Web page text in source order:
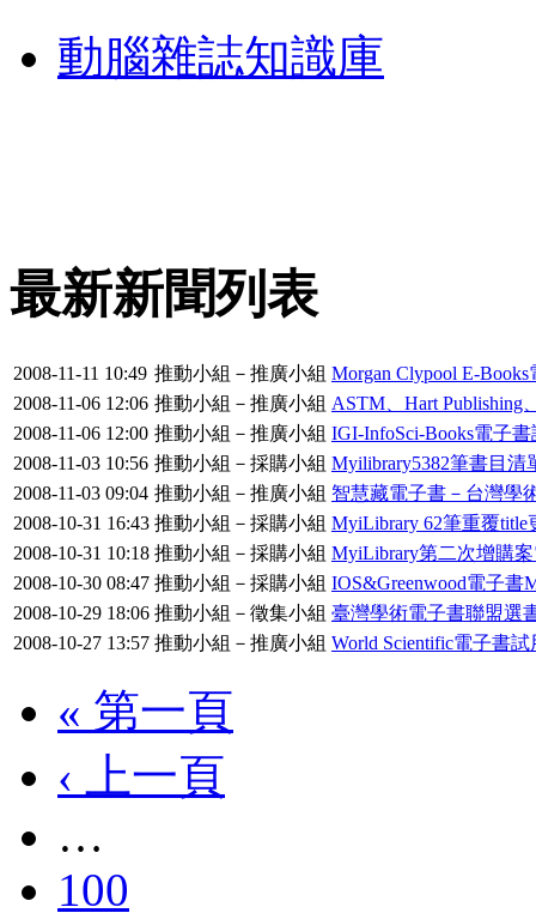
動腦雜誌知識庫
最新新聞列表
2008-11-11 10:49 推動小組－推廣小組 Morgan Clypool E-
2008-11-06 12:06 推動小組－推廣小組 ASTM、Hart Publishing
2008-11-06 12:00 推動小組－推廣小組 IGI-InfoSci-Books電子
2008-11-03 10:56 推動小組－採購小組 Myilibrary5382筆書目清
2008-11-03 09:04 推動小組－推廣小組 智慧藏電子書－台灣學
2008-10-31 16:43 推動小組－採購小組 MyiLibrary 62筆重覆title
2008-10-31 10:18 推動小組－採購小組 MyiLibrary第二次增購
2008-10-30 08:47 推動小組－採購小組 IOS&Greenwood電子書
2008-10-29 18:06 推動小組－徵集小組 臺灣學術電子書聯盟選
2008-10-27 13:57 推動小組－推廣小組 World Scientific電子書試
« 第一頁
‹ 上一頁
…
100